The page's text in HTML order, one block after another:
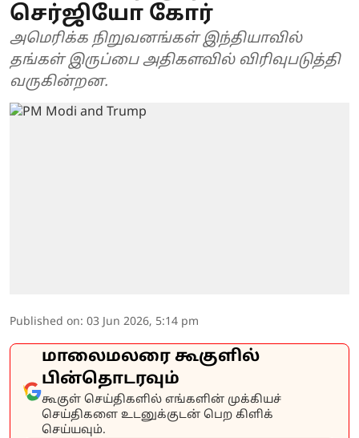
செர்ஜியோ கோர்
அமெரிக்க நிறுவனங்கள் இந்தியாவில்
தங்கள் இருப்பை அதிகளவில் விரிவுபடுத்தி
வருகின்றன.
Published on: 03 Jun 2026, 5:14 pm
மாலைமலரை கூகுளில்
பின்தொடரவும்
கூகுள் செய்திகளில் எங்களின் முக்கியச்
செய்திகளை உடனுக்குடன் பெற கிளிக்
செய்யவும்.